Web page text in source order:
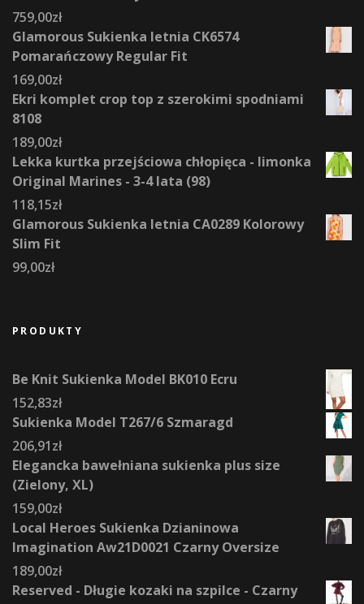
759,00zł
Glamorous Sukienka letnia CK6574
Pomarańczowy Regular Fit
169,00zł
Ekri komplet crop top z szerokimi spodniami
8108
189,00zł
Lekka kurtka przejściowa chłopięca - limonka
Original Marines - 3-4 lata (98)
118,15zł
Glamorous Sukienka letnia CA0289 Kolorowy
Slim Fit
99,00zł
PRODUKTY
Be Knit Sukienka Model BK010 Ecru
152,83zł
Sukienka Model T267/6 Szmaragd
206,91zł
Elegancka bawełniana sukienka plus size
(Zielony, XL)
159,00zł
Local Heroes Sukienka Dzianinowa
Imagination Aw21D0021 Czarny Oversize
189,00zł
Reserved - Długie kozaki na szpilce - Czarny